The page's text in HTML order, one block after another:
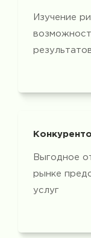
Изучение
Выгодное
рынке
услуг